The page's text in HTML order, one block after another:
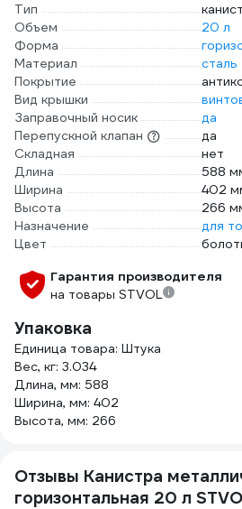
Тип
Объем
20 л
Форма
Материал
сталь
Покрытие
Вид крышки
Заправочный носик
да
Перепускной клапан
да
Складная
нет
Длина
588
Ширина
402
Высота
266
Назначение
для
Цвет
Гарантия производителя
на товары STVOL
Упаковка
Единица товара: Штука
Вес, кг: 3.034
Длина, мм: 588
Ширина, мм: 402
Высота, мм: 266
Отзывы Канистра
горизонтальная 20 л